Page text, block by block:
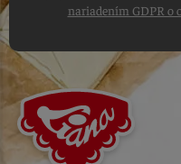
nariadením GDPR o